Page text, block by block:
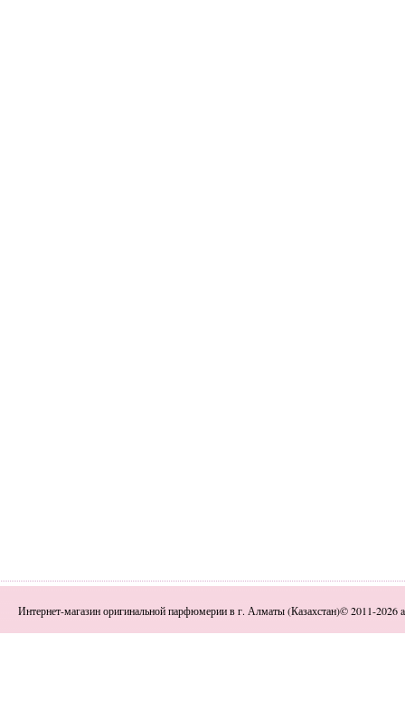
Интернет-магазин оригинальной парфюмерии в г. Алматы (Казахстан)© 2011-2026